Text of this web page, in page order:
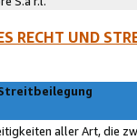
RECHT UND
aller Art, die